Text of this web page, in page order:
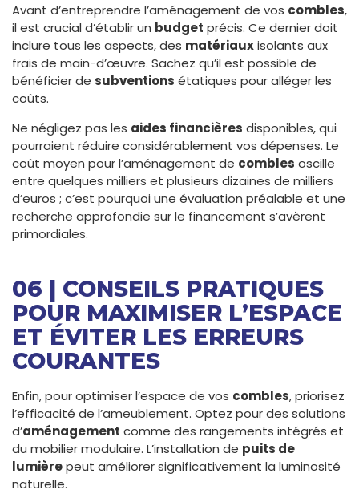
Avant d’entreprendre l’aménagement de vos combles,
il est crucial d’établir un budget précis. Ce dernier doit
inclure tous les aspects, des matériauxisolants aux
frais de main-d’œuvre. Sachez qu’il est possible de
bénéficier de subventions étatiques pour alléger les
coûts.
Ne négligez pas les aides financières disponibles, qui
pourraient réduire considérablement vos dépenses. Le
coût moyen pour l’aménagement de combles oscille
entre quelques milliers et plusieurs dizaines de milliers
d’euros ; c’est pourquoi une évaluation préalable et une
recherche approfondie sur le financement s’avèrent
primordiales.
06 | CONSEILS PRATIQUES
POUR MAXIMISER L’ESPACE
ET ÉVITER LES ERREURS
COURANTES
Enfin, pour optimiser l’espace de vos combles, priorisez
l’efficacité de l’ameublement. Optez pour des solutions
d’aménagement comme des rangements intégrés et
du mobilier modulaire. L’installation de puits de
lumièrepeut améliorer significativement la luminosité
naturelle.